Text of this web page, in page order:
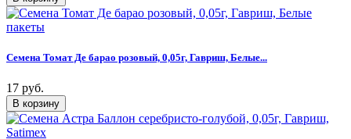
Семена Томат Де барао розовый, 0,05г, Гавриш, Белые...
17 руб.